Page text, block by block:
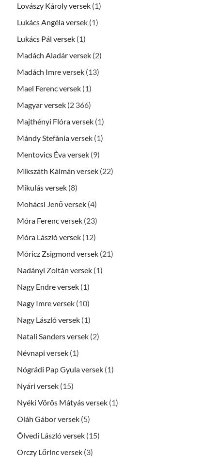
Lovászy Károly versek (1)
Lukács Angéla versek (1)
Lukács Pál versek (1)
Madách Aladár versek (2)
Madách Imre versek (13)
Mael Ferenc versek (1)
Magyar versek (2 366)
Majthényi Flóra versek (1)
Mándy Stefánia versek (1)
Mentovics Éva versek (9)
Mikszáth Kálmán versek (22)
Mikulás versek (8)
Mohácsi Jenő versek (4)
Móra Ferenc versek (23)
Móra László versek (12)
Móricz Zsigmond versek (21)
Nadányi Zoltán versek (1)
Nagy Endre versek (1)
Nagy Imre versek (10)
Nagy László versek (1)
Natali Sanders versek (2)
Névnapi versek (1)
Nógrádi Pap Gyula versek (1)
Nyári versek (15)
Nyéki Vörös Mátyás versek (1)
Oláh Gábor versek (5)
Ölvedi László versek (15)
Orczy Lőrinc versek (3)